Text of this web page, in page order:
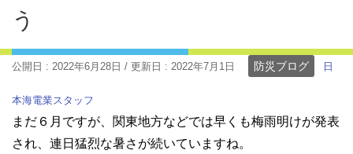
う
公開日 : 2022年6月28日 / 更新日 : 2022年7月1日 防災ブログ 日
本海電業スタッフ
まだ６月ですが、関東地方などでは早くも梅雨明けが発表
され、連日猛烈な暑さが続いていますね。